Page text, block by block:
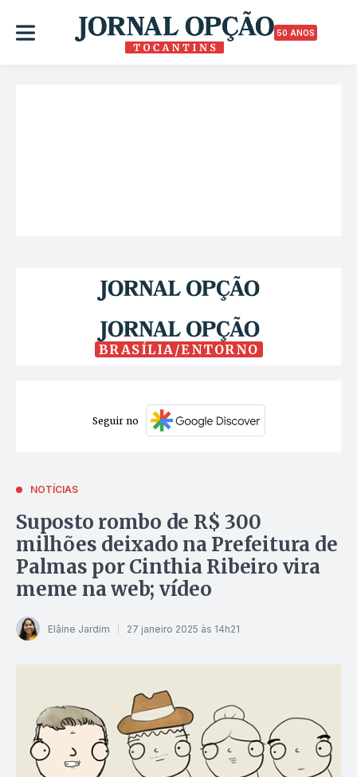
50 ANOS
BRASÍLIA/ENTORNO
Seguir no
NOTÍCIAS
Suposto rombo de R$ 300
milhões deixado na Prefeitura de
Palmas por Cinthia Ribeiro vira
meme na web; vídeo
Elâine Jardim 27 janeiro 2025 às 14h21